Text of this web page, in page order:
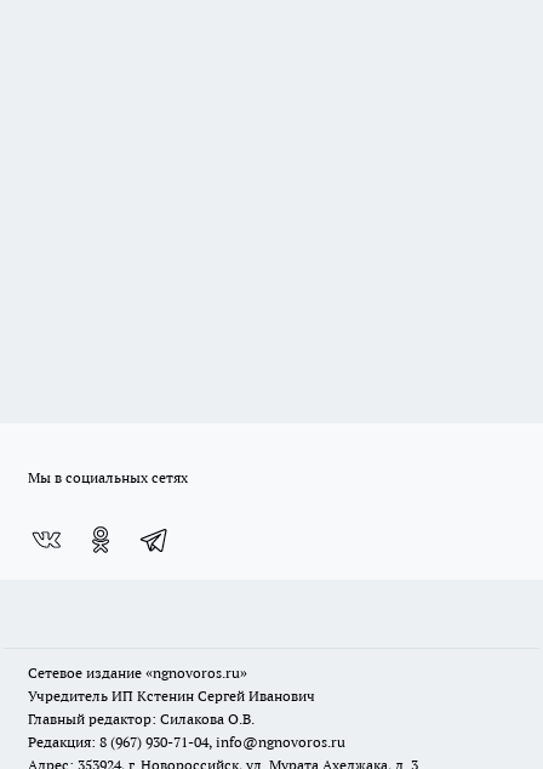
Мы в социальных сетях
Сетевое издание «ngnovoros.ru»
Учредитель ИП Кстенин Сергей Иванович
Главный редактор: Силакова О.В.
Редакция: 8 (967) 930-71-04, info@ngnovoros.ru
Адрес: 353924, г. Новороссийск, ул. Мурата Ахеджака, д. 3